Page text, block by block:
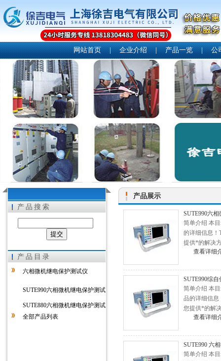
网站首页 | 企业介绍 | 产品一览 | 公
产品搜索
产品目录
六相微机继电保护测试仪
SUTE990六相微机继电保护测试
SUTE880六相微机继电保护测试
全部产品列表
产品展示
SUTE990六
简单介绍 本
的详细信息！
提供*的解决
查看详细
SUTE990综
简单介绍 本
品的详细信息
您提供*的解
查看详细
SUTE990 六
简单介绍 本